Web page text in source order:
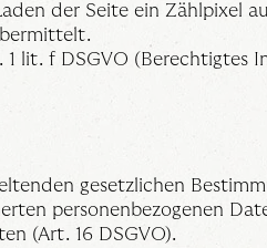
der Seite ein Zählpixel
1 lit. f DSGVO (Berechtigtes
gesetzlichen
personenbezogenen
(Art. 16 DSGVO).